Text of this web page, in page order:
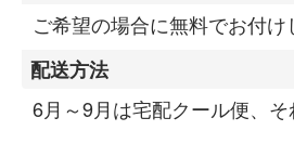
ご希望の場合に無料でお付け
配送方法
6月～9月は宅配クール便、